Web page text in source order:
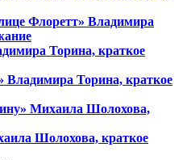
Флоретт» Владимира
Торина, краткое
Владимира Торина, краткое
Михаила Шолохова,
Шолохова, краткое